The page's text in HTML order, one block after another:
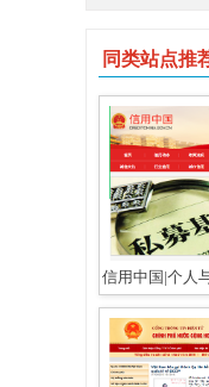
同类站点推
信用中国|个人